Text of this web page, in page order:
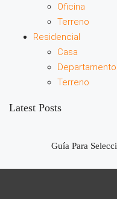
Oficina
Terreno
Residencial
Casa
Departamento
Terreno
Latest Posts
Guía Para